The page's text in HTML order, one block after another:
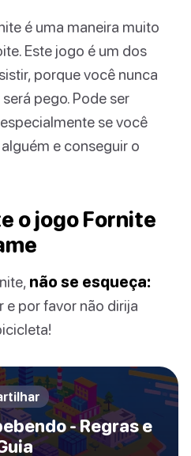
é uma maneira muito
Este jogo é um dos
porque você nunca
pego. Pode ser
se você
e conseguir o
o jogo Fornite
não se esqueça:
e por favor não dirija
- Regras e